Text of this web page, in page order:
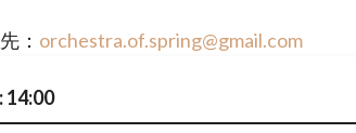
： orchestra.of.spring@gmail.com
14:00